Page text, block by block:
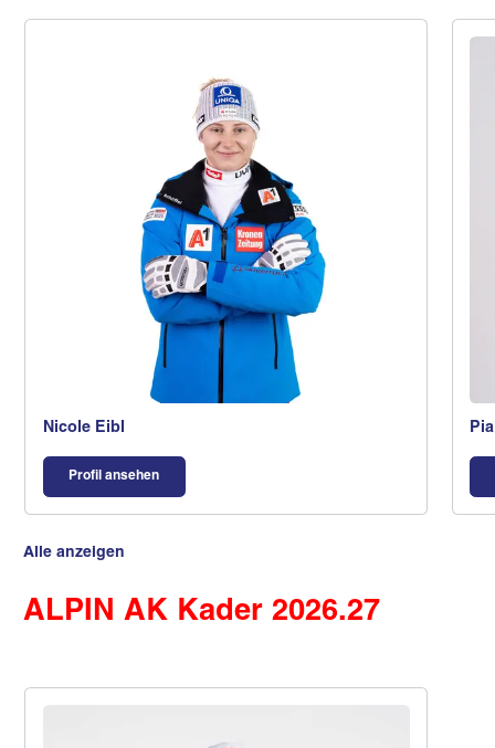
Nicole Eibl
Profil ansehen
Alle anzeigen
ALPIN AK Kader 2026.27